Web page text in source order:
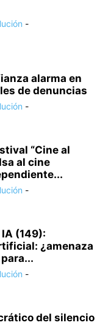
-
alarma en
de denuncias
-
“Cine al
al cine
-
(149):
¿amenaza
-
del silencio